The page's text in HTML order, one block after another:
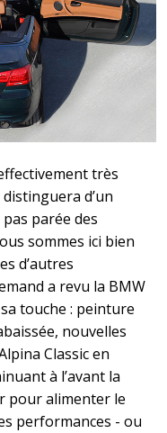
très
d’un
parée des
sommes ici bien
d’autres
a revu la BMW
touche : peinture
nouvelles
Classic en
à l’avant la
pour alimenter le
performances - ou